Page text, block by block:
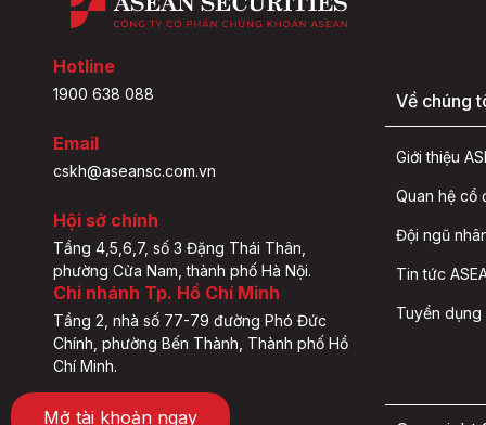
Hotline
1900 638 088
Email
cskh@aseansc.com.vn
Hội sở chính
Tầng 4,5,6,7, số 3 Đặng Thái Thân,
phường Cửa Nam, thành phố Hà Nội.
Chi nhánh Tp. Hồ Chí Minh
Tầng 2, nhà số 77-79 đường Phó Đức
Chính, phường Bến Thành, Thành phố Hồ
Chí Minh.
Về chúng
Giới thiệu
Quan hệ cổ
Đội ngũ
Tin tức
Tuyển dụng
Mở tài khoản ngay